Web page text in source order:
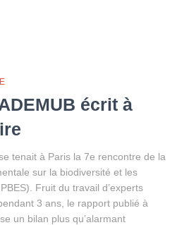
écrit à
tenait à Paris la 7e rencontre de la
sur la biodiversité et les
Fruit du travail d’experts
3 ans, le rapport publié à
un bilan plus qu’alarmant